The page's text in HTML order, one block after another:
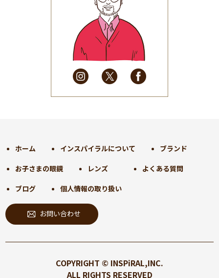
2025年7月(37)
2025年6月(48)
2025年5月
(41)
2025年4月
(32)
2025年3月(31)
2025年2月
(28)
2025年1月
(34)
2024年9月(30)
2024年7月(31)
2024年6月(30)
2024年5月
2024年4月 (32)
2024年2月(31)
2024年1月(45)
2023年12月(31)
ホーム インスパイラルについて ブランド
お子さまの眼鏡 レンズ よくある質問
ブログ 個人情報の取り扱い
お問い合わせ
COPYRIGHT © INSPiRAL,INC.
ALL RIGHTS RESERVED